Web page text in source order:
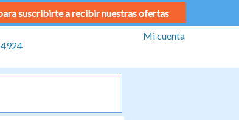
suscribirte a recibir nuestras ofertas
Mi cuenta